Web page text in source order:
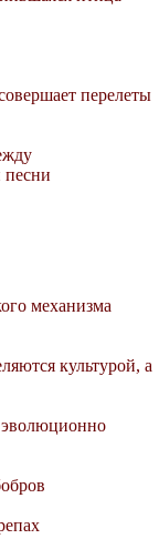
перелеты
песни
механизма
культурой, а
эволюционно